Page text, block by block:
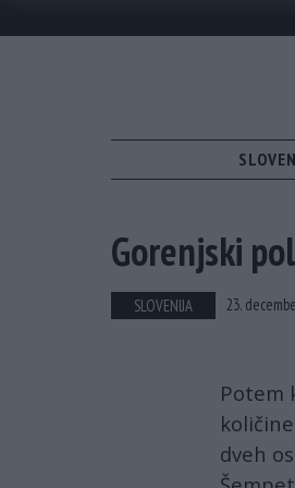
Gorenjski
SLOVENIJA 23.
Potem
dveh